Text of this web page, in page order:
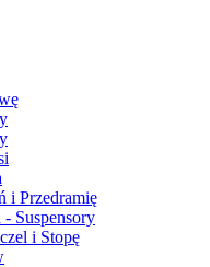
i Przedramię
Suspensory
i Stopę